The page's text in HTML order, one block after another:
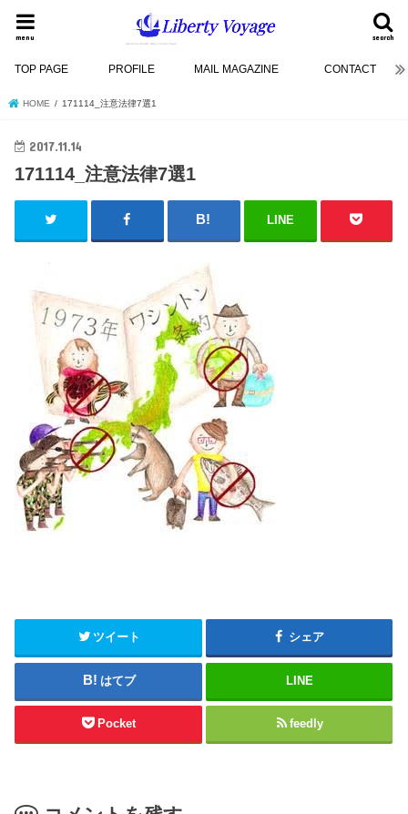
search
menu
TOP PAGE PROFILE MAIL MAGAZINE CONTACT
HOME 171114_注意法律7選1
2017.11.14
171114_注意法律7選1
LINE
ツイート シェア
はてブ LINE
Pocket feedly